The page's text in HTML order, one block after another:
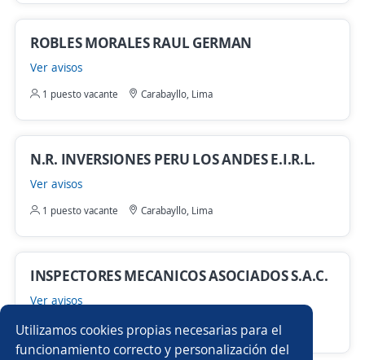
ROBLES MORALES RAUL GERMAN
Ver avisos
1 puesto vacante Carabayllo, Lima
N.R. INVERSIONES PERU LOS ANDES E.I.R.L.
Ver avisos
1 puesto vacante Carabayllo, Lima
INSPECTORES MECANICOS ASOCIADOS S.A.C.
Ver avisos
1 puesto vacante Carabayllo, Lima
Utilizamos cookies propias necesarias para el
funcionamiento correcto y personalización del